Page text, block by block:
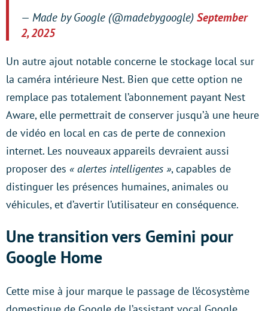
— Made by Google (@madebygoogle) September
2, 2025
Un autre ajout notable concerne le stockage local sur
la caméra intérieure Nest. Bien que cette option ne
remplace pas totalement l’abonnement payant Nest
Aware, elle permettrait de conserver jusqu’à une heure
de vidéo en local en cas de perte de connexion
internet. Les nouveaux appareils devraient aussi
proposer des « alertes intelligentes », capables de
distinguer les présences humaines, animales ou
véhicules, et d’avertir l’utilisateur en conséquence.
Une transition vers Gemini pour
Google Home
Cette mise à jour marque le passage de l’écosystème